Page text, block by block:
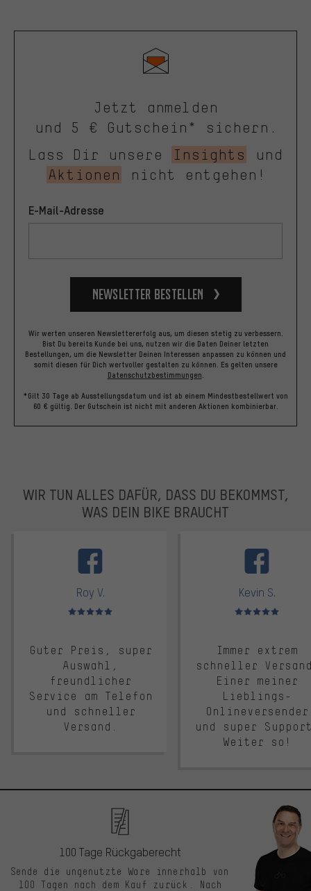
Jetzt anmelden
und 5 € Gutschein* sichern.
Lass Dir unsere
Insights
und
Aktionen
nicht entgehen!
E-Mail-Adresse
Newsletter bestellen
Wir werten unseren Newslettererfolg aus, um diesen stetig zu verbessern.
Bist Du bereits Kunde bei uns, nutzen wir die Daten Deiner letzten
Bestellungen, um die Newsletter Deinen Interessen anpassen zu können und
somit diesen für Dich wertvoller gestalten zu können. Es gelten unsere
Datenschutzbestimmungen
*Gilt 30 Tage ab Ausstellungsdatum und ist ab einem Mindestbestellwert von
60 € gültig. Der Gutschein ist nicht mit anderen Aktionen kombinierbar.
WIR TUN ALLES DAFÜR, DASS DU BEKOMMST,
WAS DEIN BIKE BRAUCHT
Roy V.
Bewertungen: 5 von 5
Guter Preis, super
Auswahl,
freundlicher
Service am Telefon
und schneller
Versand.
Kevin S.
Bewertungen: 5 von 5
Immer extrem
schneller
Einer meiner
Lieblings-
Onlineversender
und super
Weiter so!
100 Tage Rückgaberecht
Sende die ungenutzte Ware innerhalb von
100 Tagen nach dem Kauf zurück. Nach